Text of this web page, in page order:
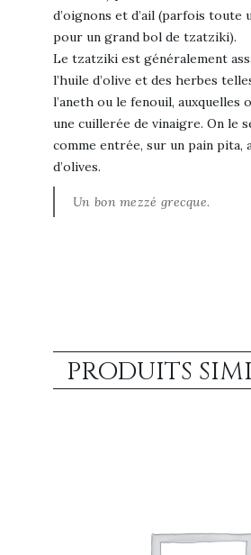
d’oignons et d’ail (parfois toute
pour un grand bol de tzatziki).
Le tzatziki est généralement
l’huile d’olive et des herbes
l’aneth ou le fenouil, auxquelles
une cuillerée de vinaigre. On le
comme entrée, sur un pain pita,
d’olives.
Un bon mezzé grecque.
PRODUITS